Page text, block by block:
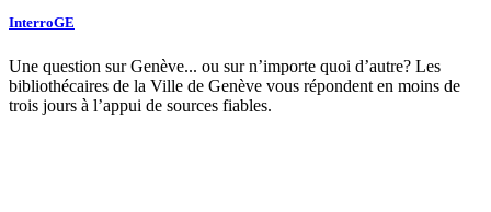
InterroGE
Une question sur Genève... ou sur n’importe quoi d’autre? Les
bibliothécaires de la Ville de Genève vous répondent en moins de
trois jours à l’appui de sources fiables.